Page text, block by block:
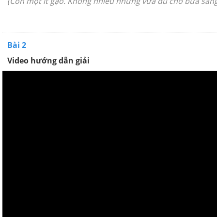
Bài 2
Video hướng dẫn giải